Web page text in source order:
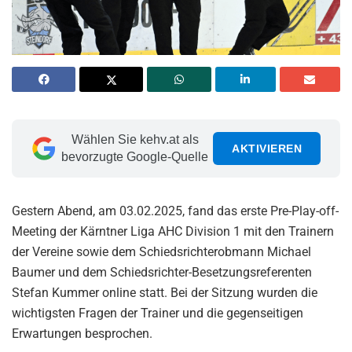
Wählen Sie kehv.at als
bevorzugte Google-Quelle
AKTIVIEREN
Gestern Abend, am 03.02.2025, fand das erste Pre-Play-off-
Meeting der Kärntner Liga AHC Division 1 mit den Trainern
der Vereine sowie dem Schiedsrichterobmann Michael
Baumer und dem Schiedsrichter-Besetzungsreferenten
Stefan Kummer online statt. Bei der Sitzung wurden die
wichtigsten Fragen der Trainer und die gegenseitigen
Erwartungen besprochen.